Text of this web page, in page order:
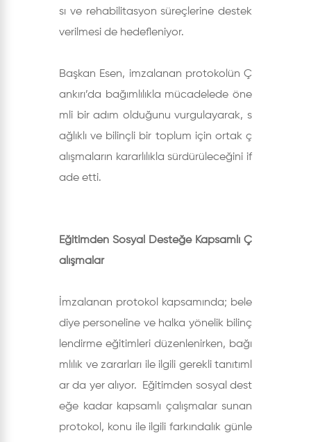
sı ve rehabilitasyon süreçlerine destek
verilmesi de hedefleniyor.
Başkan Esen, imzalanan protokolün Ç
ankırı’da bağımlılıkla mücadelede öne
mli bir adım olduğunu vurgulayarak, s
ağlıklı ve bilinçli bir toplum için ortak ç
alışmaların kararlılıkla sürdürüleceğini if
ade etti.
Eğitimden Sosyal Desteğe Kapsamlı Ç
alışmalar
İmzalanan protokol kapsamında; bele
diye personeline ve halka yönelik bilinç
lendirme eğitimleri düzenlenirken, bağı
mlılık ve zararları ile ilgili gerekli tanıtıml
ar da yer alıyor. Eğitimden sosyal dest
eğe kadar kapsamlı çalışmalar sunan
protokol, konu ile ilgili farkındalık günle